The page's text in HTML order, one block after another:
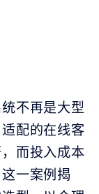
不再是大型
配的在线客
而投入成本
一案例揭